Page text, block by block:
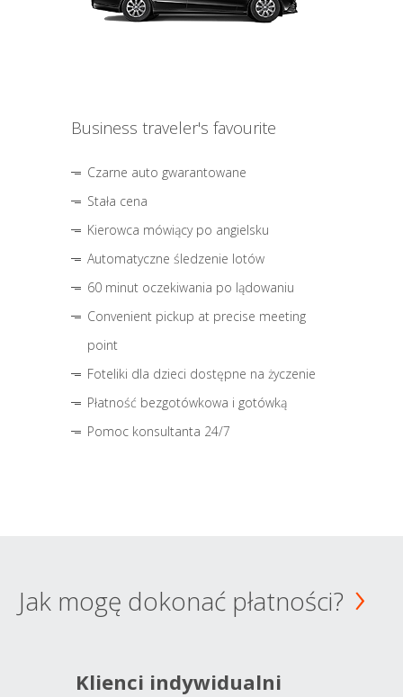
Business traveler's favourite
Czarne auto gwarantowane
Stała cena
Kierowca mówiący po angielsku
Automatyczne śledzenie lotów
60 minut oczekiwania po lądowaniu
Convenient pickup at precise meeting
point
Foteliki dla dzieci dostępne na życzenie
Płatność bezgotówkowa i gotówką
Pomoc konsultanta 24/7
Jak mogę dokonać płatności?
Klienci indywidualni